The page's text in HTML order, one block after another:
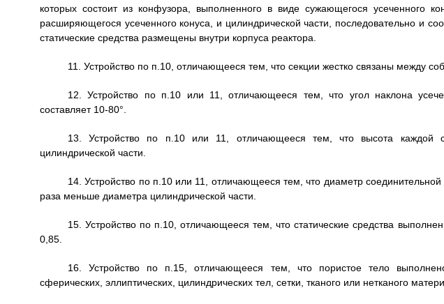
которых состоит из конфузора, выполненного в виде сужающегося усеченного
расширяющегося усеченного конуса, и цилиндрической части, последовательно и
статические средства размещены внутри корпуса реактора.
11. Устройство по п.10, отличающееся тем, что секции жестко связаны между
12. Устройство по п.10 или 11, отличающееся тем, что угол наклона
составляет 10-80°.
13. Устройство по п.10 или 11, отличающееся тем, что высота каждой
цилиндрической части.
14. Устройство по п.10 или 11, отличающееся тем, что диаметр
раза меньше диаметра цилиндрической части.
15. Устройство по п.10, отличающееся тем, что статические средства
0,85.
16. Устройство по п.15, отличающееся тем, что пористое тело
сферических, эллиптических, цилиндрических тел, сетки, тканого или нетканого